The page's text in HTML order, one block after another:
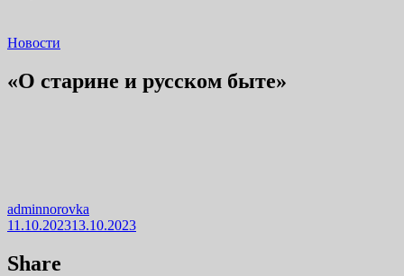
Новости
«О старине и русском быте»
adminnorovka
11.10.202313.10.2023
Share